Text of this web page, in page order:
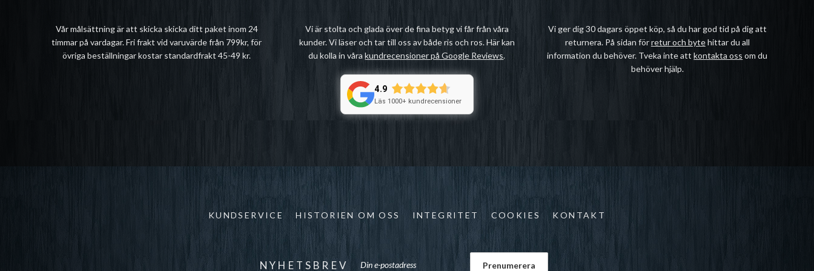
Vår målsättning är att skicka skicka ditt paket inom 24
timmar på vardagar. Fri frakt vid varuvärde från 799kr, för
övriga beställningar kostar standardfrakt 45-49 kr.
Vi är stolta och glada över de fina betyg vi får från våra
kunder. Vi läser och tar till oss av både ris och ros. Här kan
du kolla in vårakundrecensioner på Google Reviews.
4.9
Läs 1000+ kundrecensioner
Vi ger dig 30 dagars öppet köp, så du har god tid på dig att
returnera. På sidan förretur och bytehittar du all
information du behöver. Tveka inte attkontakta oss om du
behöver hjälp.
KUNDSERVICE HISTORIEN OM OSS INTEGRITET COOKIES KONTAKT
NYHETSBREV